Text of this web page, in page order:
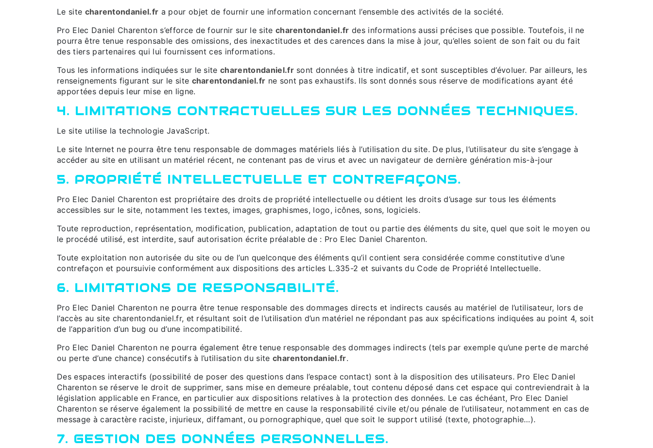
Le site charentondaniel.fr a pour objet de fournir une information concernant l’ensemble des activités de la société.
Pro Elec Daniel Charenton s’efforce de fournir sur le site charentondaniel.fr des informations aussi précises que possible. Toutefois, il ne
pourra être tenue responsable des omissions, des inexactitudes et des carences dans la mise à jour, qu’elles soient de son fait ou du fait
des tiers partenaires qui lui fournissent ces informations.
Tous les informations indiquées sur le sitecharentondaniel.frsont données à titre indicatif, et sont susceptibles d’évoluer. Par ailleurs, les
renseignements figurant sur le site charentondaniel.fr ne sont pas exhaustifs. Ils sont donnés sous réserve de modifications ayant été
apportées depuis leur mise en ligne.
4. LIMITATIONS CONTRACTUELLES SUR LES DONNÉES TECHNIQUES.
Le site utilise la technologie JavaScript.
Le site Internet ne pourra être tenu responsable de dommages matériels liés à l’utilisation du site. De plus, l’utilisateur du site s’engage à
accéder au site en utilisant un matériel récent, ne contenant pas de virus et avec un navigateur de dernière génération mis-à-jour
5. PROPRIÉTÉ INTELLECTUELLE ET CONTREFAÇONS.
Pro Elec Daniel Charenton est propriétaire des droits de propriété intellectuelle ou détient les droits d’usage sur tous les éléments
accessibles sur le site, notamment les textes, images, graphismes, logo, icônes, sons, logiciels.
Toute reproduction, représentation, modification, publication, adaptation de tout ou partie des éléments du site, quel que soit le moyen ou
le procédé utilisé, est interdite, sauf autorisation écrite préalable de : Pro Elec Daniel Charenton.
Toute exploitation non autorisée du site ou de l’un quelconque des éléments qu’il contient sera considérée comme constitutive d’une
contrefaçon et poursuivie conformément aux dispositions des articles L.335-2 et suivants du Code de Propriété Intellectuelle.
6. LIMITATIONS DE RESPONSABILITÉ.
Pro Elec Daniel Charenton ne pourra être tenue responsable des dommages directs et indirects causés au matériel de l’utilisateur, lors de
l’accès au site charentondaniel.fr, et résultant soit de l’utilisation d’un matériel ne répondant pas aux spécifications indiquées au point 4, soit
de l’apparition d’un bug ou d’une incompatibilité.
Pro Elec Daniel Charenton ne pourra également être tenue responsable des dommages indirects (tels par exemple qu’une perte de marché
ou perte d’une chance) consécutifs à l’utilisation du site charentondaniel.fr.
Des espaces interactifs (possibilité de poser des questions dans l’espace contact) sont à la disposition des utilisateurs. Pro Elec Daniel
Charenton se réserve le droit de supprimer, sans mise en demeure préalable, tout contenu déposé dans cet espace qui contreviendrait à la
législation applicable en France, en particulier aux dispositions relatives à la protection des données. Le cas échéant, Pro Elec Daniel
Charenton se réserve également la possibilité de mettre en cause la responsabilité civile et/ou pénale de l’utilisateur, notamment en cas de
message à caractère raciste, injurieux, diffamant, ou pornographique, quel que soit le support utilisé (texte, photographie…).
7. GESTION DES DONNÉES PERSONNELLES.